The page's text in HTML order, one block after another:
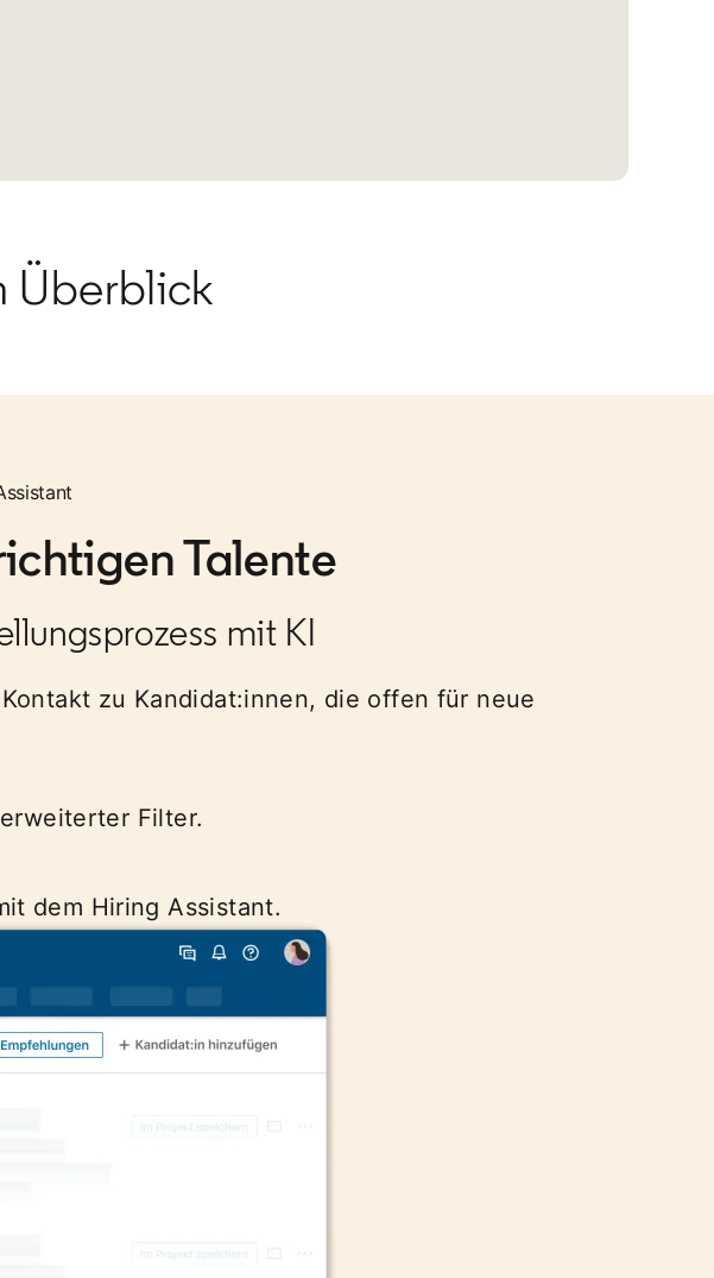
Überblick
Talente
mit KI​
zu Kandidat:innen, die offen für neue
Filter​.
dem Hiring Assistant​.